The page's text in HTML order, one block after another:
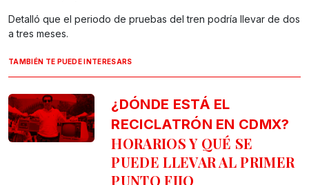
Detalló que el periodo de pruebas del tren podría llevar de dos
a tres meses.
TAMBIÉN TE PUEDE INTERESARS
¿DÓNDE ESTÁ EL
RECICLATRÓN EN CDMX?
HORARIOS Y QUÉ SE
PUEDE LLEVAR AL PRIMER
PUNTO FIJO